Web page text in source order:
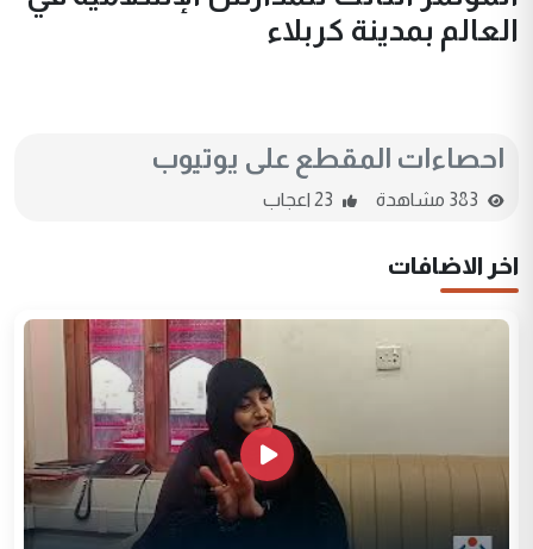
العالم بمدينة كربلاء
احصاءات المقطع على يوتيوب
اخر الاضافات